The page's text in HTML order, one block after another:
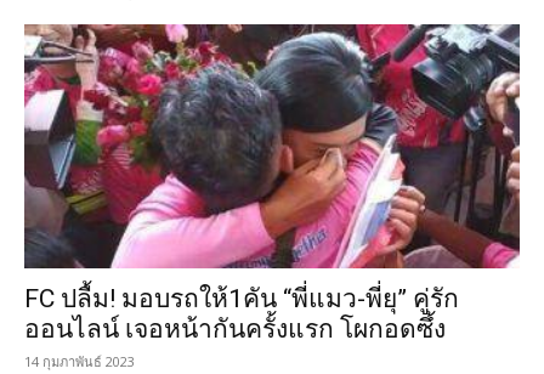
FC ปลื้ม! มอบรถให้1คัน “พี่แมว-พี่ยุ” คู่รัก
ออนไลน์ เจอหน้ากันครั้งแรก โผกอดซึ้ง
14 กุมภาพันธ์ 2023